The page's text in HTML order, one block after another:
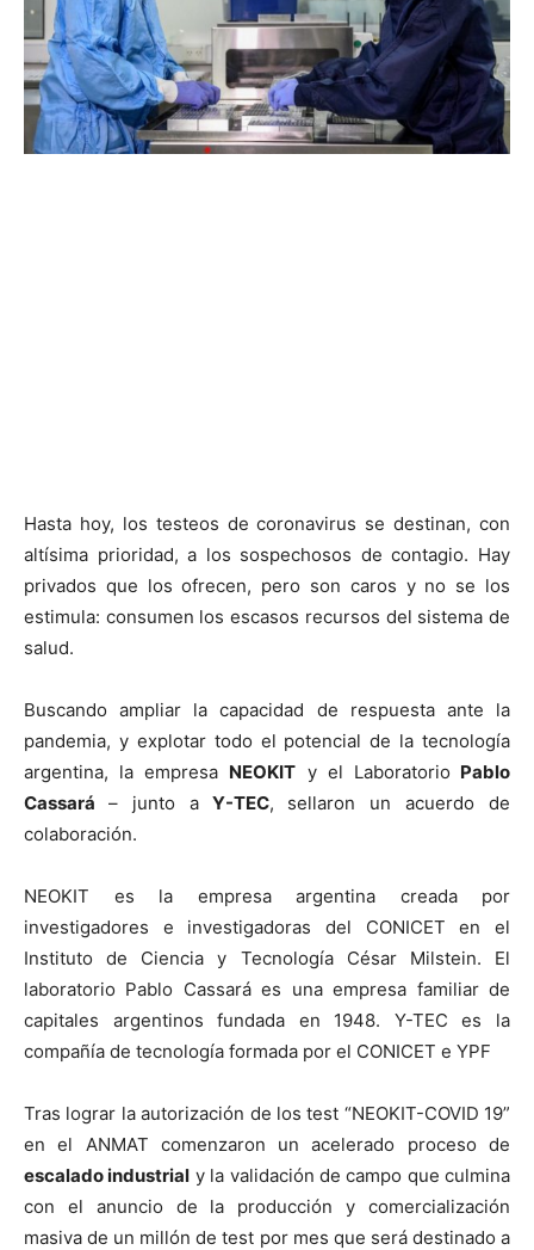
Hasta hoy, los testeos de coronavirus se destinan, con
altísima prioridad, a los sospechosos de contagio. Hay
privados que los ofrecen, pero son caros y no se los
estimula: consumen los escasos recursos del sistema de
salud.
Buscando ampliar la capacidad de respuesta ante la
pandemia, y explotar todo el potencial de la tecnología
argentina, la empresa NEOKIT y el Laboratorio Pablo
Cassará – junto aY-TEC, sellaron un acuerdo de
colaboración.
NEOKIT es la empresa argentina creada por
investigadores e investigadoras del CONICET en el
Instituto de Ciencia y Tecnología César Milstein. El
laboratorio Pablo Cassará es una empresa familiar de
capitales argentinos fundada en 1948. Y-TEC es la
compañía de tecnología formada por el CONICET e YPF
Tras lograr la autorización de los test “NEOKIT-COVID 19”
en el ANMAT comenzaron un acelerado proceso de
escalado industrial y la validación de campo que culmina
con el anuncio de la producción y comercialización
masiva de un millón de test por mes que será destinado a